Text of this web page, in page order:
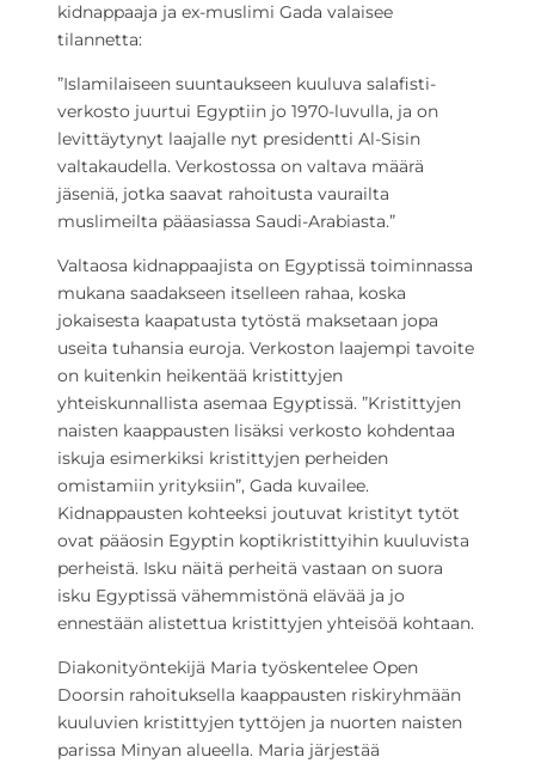
kidnappaaja ja ex-muslimi Gada valaisee
tilannetta:
”Islamilaiseen suuntaukseen kuuluva salafisti-
verkosto juurtui Egyptiin jo 1970-luvulla, ja on
levittäytynyt laajalle nyt presidentti Al-Sisin
valtakaudella. Verkostossa on valtava määrä
jäseniä, jotka saavat rahoitusta vaurailta
muslimeilta pääasiassa Saudi-Arabiasta.”
Valtaosa kidnappaajista on Egyptissä toiminnassa
mukana saadakseen itselleen rahaa, koska
jokaisesta kaapatusta tytöstä maksetaan jopa
useita tuhansia euroja. Verkoston laajempi tavoite
on kuitenkin heikentää kristittyjen
yhteiskunnallista asemaa Egyptissä. ”Kristittyjen
naisten kaappausten lisäksi verkosto kohdentaa
iskuja esimerkiksi kristittyjen perheiden
omistamiin yrityksiin”, Gada kuvailee.
Kidnappausten kohteeksi joutuvat kristityt tytöt
ovat pääosin Egyptin koptikristittyihin kuuluvista
perheistä. Isku näitä perheitä vastaan on suora
isku Egyptissä vähemmistönä elävää ja jo
ennestään alistettua kristittyjen yhteisöä kohtaan.
Diakonityöntekijä Maria työskentelee Open
Doorsin rahoituksella kaappausten riskiryhmään
kuuluvien kristittyjen tyttöjen ja nuorten naisten
parissa Minyan alueella. Maria järjestää